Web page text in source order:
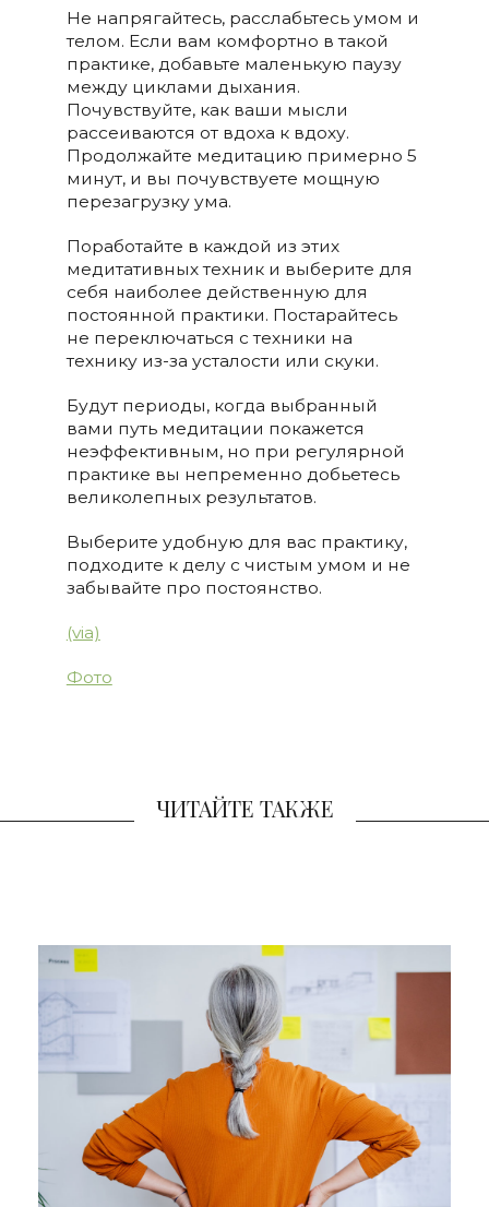
Не напрягайтесь, расслабьтесь умом и
телом. Если вам комфортно в такой
практике, добавьте маленькую паузу
между циклами дыхания.
Почувствуйте, как ваши мысли
рассеиваются от вдоха к вдоху.
Продолжайте медитацию примерно 5
минут, и вы почувствуете мощную
перезагрузку ума.
Поработайте в каждой из этих
медитативных техник и выберите для
себя наиболее действенную для
постоянной практики. Постарайтесь
не переключаться с техники на
технику из-за усталости или скуки.
Будут периоды, когда выбранный
вами путь медитации покажется
неэффективным, но при регулярной
практике вы непременно добьетесь
великолепных результатов.
Выберите удобную для вас практику,
подходите к делу с чистым умом и не
забывайте про постоянство.
(via)
Фото
ЧИТАЙТЕ ТАКЖЕ